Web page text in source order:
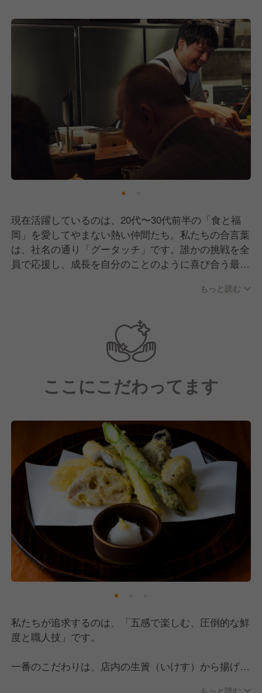
現在活躍しているのは、20代〜30代前半の「食と福
岡」を愛してやまない熱い仲間たち。私たちの合言葉
は、社名の通り「グータッチ」です。誰かの挑戦を全
員で応援し、成長を自分のことのように喜び合う最高
持ちたい」「20代で圧倒的な経営スキルを掴みたい」
という野心を燃やしてきた同志です。だからこそ、生
簀の活魚を捌く技術も、店舗運営の裏側も、本気で学
びに来る人にはすべてを惜しみなく伝授します。
イベント時にはチーム一丸となって盛り上がる、活気
もっと読む
ここにこだわってます
私たちが追求するのは、「五感で楽しむ、圧倒的な鮮
度と職人技」です。
一番のこだわりは、店内の生簀（いけす）から揚げた
もっと読む